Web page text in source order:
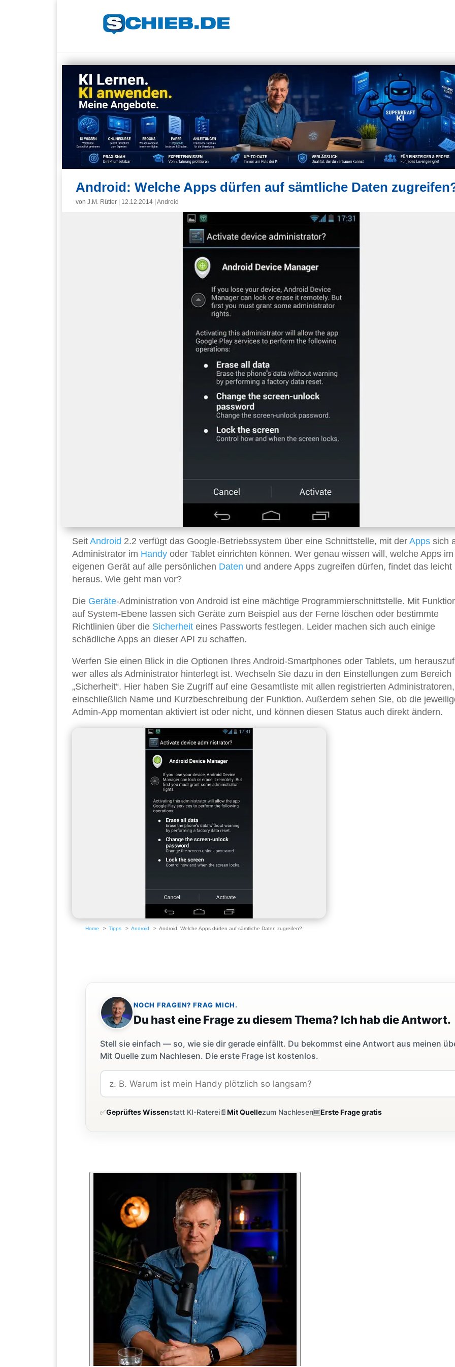
Android: Welche Apps dürfen auf sämtliche Daten
von J.M. Rütter 12.12.2014 Android
Seit Android 2.2 verfügt das Google-Betriebssystem über eine Schnittstelle, mit der Apps sich
Administrator im Handy oder Tablet einrichten können. Wer genau wissen will, welche Apps im
eigenen Gerät auf alle persönlichen Daten und andere Apps zugreifen dürfen, findet das leicht
heraus. Wie geht man vor?
Die Geräte-Administration von Android ist eine mächtige Programmierschnittstelle. Mit
auf System-Ebene lassen sich Geräte zum Beispiel aus der Ferne löschen oder bestimmte
Richtlinien über die Sicherheit eines Passworts festlegen. Leider machen sich auch einige
schädliche Apps an dieser API zu schaffen.
Werfen Sie einen Blick in die Optionen Ihres Android-Smartphones oder Tablets, um
wer alles als Administrator hinterlegt ist. Wechseln Sie dazu in den Einstellungen zum Bereich
„Sicherheit“. Hier haben Sie Zugriff auf eine Gesamtliste mit allen registrierten Administratoren,
einschließlich Name und Kurzbeschreibung der Funktion. Außerdem sehen Sie, ob die
Admin-App momentan aktiviert ist oder nicht, und können diesen Status auch direkt ändern.
Home Tipps Android Android: Welche Apps dürfen auf sämtliche Daten zugreifen?
NOCH FRAGEN? FRAG MICH.
Du hast eine Frage zu diesem Thema? Ich hab die Antwort.
Stell sie einfach — so, wie sie dir gerade einfällt. Du bekommst eine Antwort aus meinen
Mit Quelle zum Nachlesen. Die erste Frage ist kostenlos.
✅Geprüftes Wissenstatt KI-Raterei📄Mit Quellezum Nachlesen🆓Erste Frage gratis